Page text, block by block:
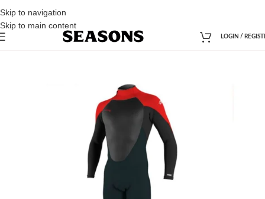
Skip to navigation
Skip to main content
LOGIN /